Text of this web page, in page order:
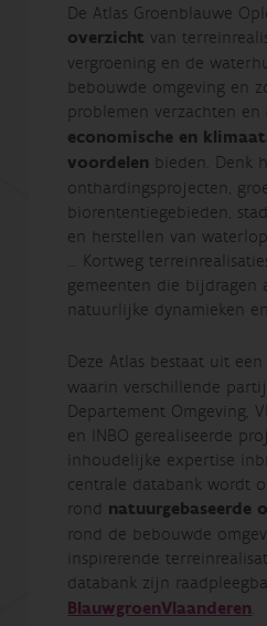
De Atlas Groenblauwe
overzicht van
vergroening en de
bebouwde omgeving en
problemen verzachten en
economische en
voordelen bieden. Denk
onthardingsprojecten,
biorententiegebieden,
en herstellen van
… Kortweg
gemeenten die bijdragen
natuurlijke dynamieken
Deze Atlas bestaat uit een
waarin verschillende
Departement Omgeving,
en INBO gerealiseerde
inhoudelijke expertise
centrale databank wordt
rond natuurgebaseerde
rond de bebouwde
inspirerende
databank zijn
BlauwgroenVlaanderen.